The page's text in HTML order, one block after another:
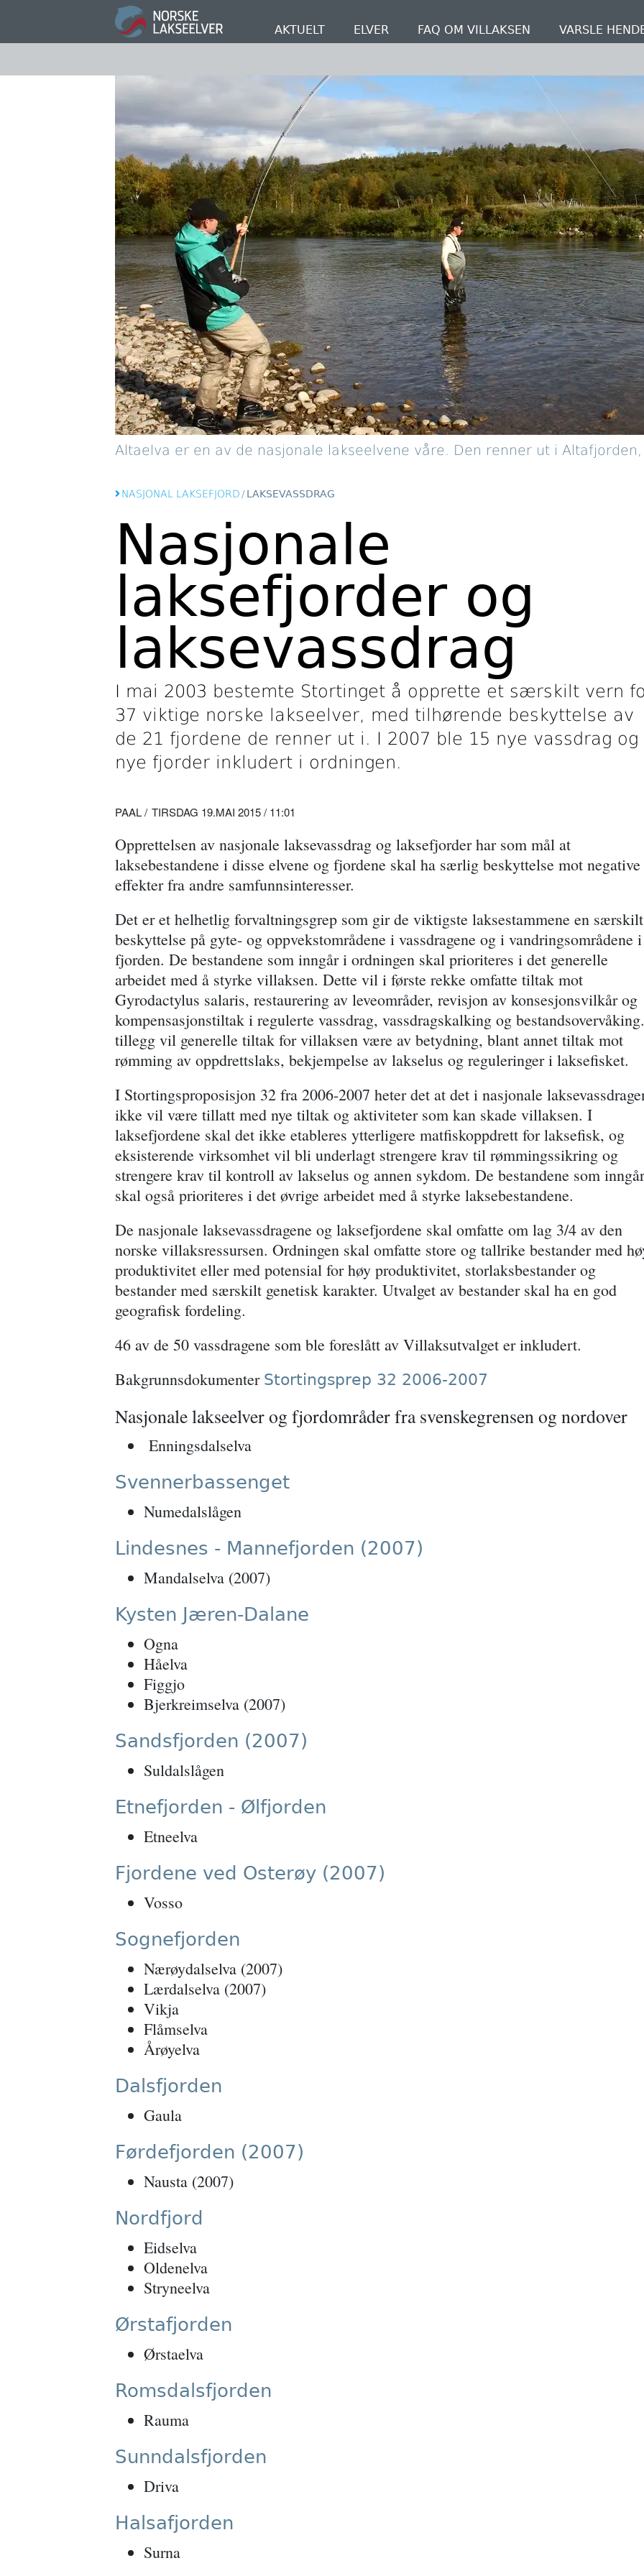
hovedinnhold
AKTUELT ELVER FAQ OM VILLAKSEN VARSLE
Altaelva er en av de nasjonale lakseelvene våre. Den renner ut i
NASJONAL LAKSEFJORD /LAKSEVASSDRAG
Nasjonale
laksefjorder og
laksevassdrag
I mai 2003 bestemte Stortinget å opprette et særskilt vern
37 viktige norske lakseelver, med tilhørende beskyttelse av
de 21 fjordene de renner ut i. I 2007 ble 15 nye vassdrag og
nye fjorder inkludert i ordningen.
PAAL TIRSDAG 19.MAI 2015 / 11:01
Opprettelsen av nasjonale laksevassdrag og laksefjorder har som mål at
laksebestandene i disse elvene og fjordene skal ha særlig beskyttelse mot negative
effekter fra andre samfunnsinteresser.
Det er et helhetlig forvaltningsgrep som gir de viktigste laksestammene en særskilt
beskyttelse på gyte- og oppvekstområdene i vassdragene og i vandringsområdene i
fjorden. De bestandene som inngår i ordningen skal prioriteres i det generelle
arbeidet med å styrke villaksen. Dette vil i første rekke omfatte tiltak mot
Gyrodactylus salaris, restaurering av leveområder, revisjon av konsesjonsvilkår og
kompensasjonstiltak i regulerte vassdrag, vassdragskalking og
tillegg vil generelle tiltak for villaksen være av betydning, blant annet tiltak mot
rømming av oppdrettslaks, bekjempelse av lakselus og reguleringer i laksefisket.
I Stortingsproposisjon 32 fra 2006-2007 heter det at det i nasjonale
ikke vil være tillatt med nye tiltak og aktiviteter som kan skade villaksen. I
laksefjordene skal det ikke etableres ytterligere matfiskoppdrett for laksefisk, og
eksisterende virksomhet vil bli underlagt strengere krav til rømmingssikring og
strengere krav til kontroll av lakselus og annen sykdom. De bestandene som inngår
skal også prioriteres i det øvrige arbeidet med å styrke laksebestandene.
De nasjonale laksevassdragene og laksefjordene skal omfatte om lag 3/4 av den
norske villaksressursen. Ordningen skal omfatte store og tallrike bestander med
produktivitet eller med potensial for høy produktivitet, storlaksbestander og
bestander med særskilt genetisk karakter. Utvalget av bestander skal ha en god
geografisk fordeling.
46 av de 50 vassdragene som ble foreslått av Villaksutvalget er inkludert.
Bakgrunnsdokumenter Stortingsprep 32 2006-2007
Nasjonale lakseelver og fjordområder fra svenskegrensen og nordover
Enningsdalselva
Svennerbassenget
Numedalslågen
Lindesnes - Mannefjorden (2007)
Mandalselva (2007)
Kysten Jæren-Dalane
Ogna
Håelva
Figgjo
Bjerkreimselva (2007)
Sandsfjorden (2007)
Suldalslågen
Etnefjorden - Ølfjorden
Etneelva
Fjordene ved Osterøy (2007)
Vosso
Sognefjorden
Nærøydalselva (2007)
Lærdalselva (2007)
Vikja
Flåmselva
Årøyelva
Dalsfjorden
Gaula
Førdefjorden (2007)
Nausta (2007)
Nordfjord
Eidselva
Oldenelva
Stryneelva
Ørstafjorden
Ørstaelva
Romsdalsfjorden
Rauma
Sunndalsfjorden
Driva
Halsafjorden
Surna